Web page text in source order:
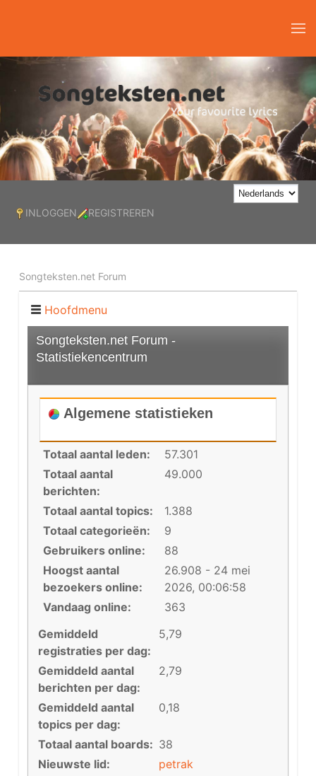
INLOGGEN REGISTREREN
Songteksten.net Forum
Hoofdmenu
Songteksten.net Forum -
Statistiekencentrum
Algemene statistieken
Totaal aantal leden:
57.301
Totaal aantal
berichten:
49.000
Totaal aantal topics:
1.388
Totaal categorieën:
9
Gebruikers online:
88
Hoogst aantal
bezoekers online:
26.908 - 24 mei
2026, 00:06:58
Vandaag online:
363
Gemiddeld
registraties per dag:
5,79
Gemiddeld aantal
berichten per dag:
2,79
Gemiddeld aantal
topics per dag:
0,18
Totaal aantal boards: 38
Nieuwste lid:
petrak